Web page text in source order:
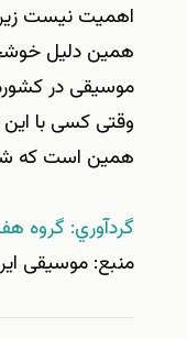
اهمیت نیست
همین دلیل
موسیقی در
وقتی کسی با این
همین است که
گردآوري: گروه
منبع: موسیقی